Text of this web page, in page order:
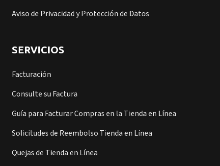
Aviso de Privacidad y Protección de Datos
SERVICIOS
Facturación
Consulte su Factura
Guía para Facturar Compras en la Tienda en Línea
Solicitudes de Reembolso Tienda en Línea
Quejas de Tienda en Línea